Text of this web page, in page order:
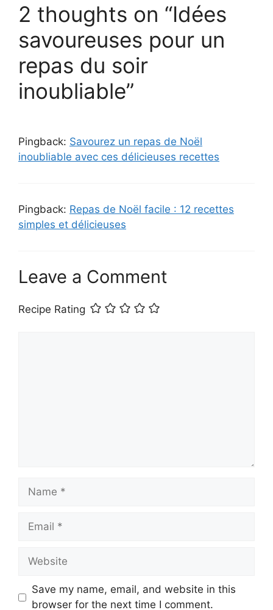
2 thoughts on “Idées
savoureuses pour un
repas du soir
inoubliable”
Pingback: Savourez un repas de Noël
inoubliable avec ces délicieuses recettes
Pingback: Repas de Noël facile : 12 recettes
simples et délicieuses
Leave a Comment
Recipe Rating
Name
Email
Website
Save my name, email, and website in this
browser for the next time I comment.